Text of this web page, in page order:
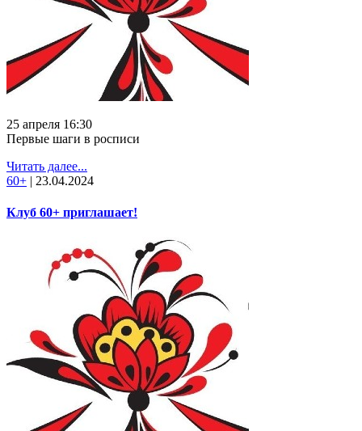
25 апреля 16:30
Первые шаги в росписи
Читать далее...
60+ | 23.04.2024
Клуб 60+ приглашает!